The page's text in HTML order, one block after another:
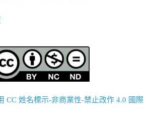
CC 姓名標示-非商業性-禁止改作 4.0 國際